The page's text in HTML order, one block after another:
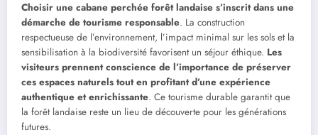
Choisir une cabane perchée forêt landaise s’inscrit dans une
démarche de tourisme responsable. La construction
respectueuse de l’environnement, l’impact minimal sur les sols et la
sensibilisation à la biodiversité favorisent un séjour éthique. Les
visiteurs prennent conscience de l’importance de préserver
ces espaces naturels tout en profitant d’une expérience
authentique et enrichissante. Ce tourisme durable garantit que
la forêt landaise reste un lieu de découverte pour les générations
futures.